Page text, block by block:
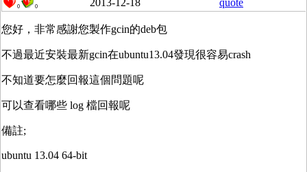
0 0 2013-12-18 quote
您好，非常感謝您製作gcin的deb包
不過最近安裝最新gcin在ubuntu13.04發現很容易crash
不知道要怎麼回報這個問題呢
可以查看哪些 log 檔回報呢
備註;
ubuntu 13.04 64-bit